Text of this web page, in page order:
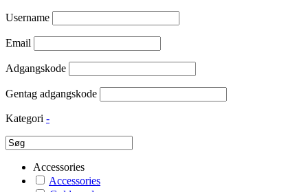
Username
Email
Adgangskode
Gentag adgangskode
Kategori -
Accessories
Accessories